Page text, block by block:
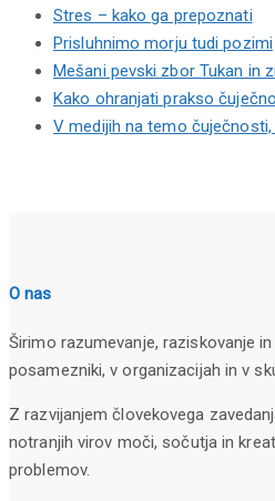
Stres – kako ga prepoznati
Prisluhnimo morju tudi pozimi
Mešani pevski zbor Tukan in
Kako ohranjati prakso
V medijih na temo
O nas
Širimo razumevanje, raziskovanje
posamezniki, v organizacijah in v
Z razvijanjem človekovega
notranjih virov moči, sočutja in
problemov.